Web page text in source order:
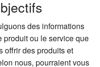
des informations
produit ou le service que
offrir des produits et
nous, pourraient vous